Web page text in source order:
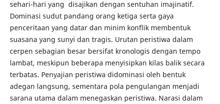
sehari-hari yang disajikan dengan sentuhan imajinatif.
Dominasi sudut pandang orang ketiga serta gaya
penceritaan yang datar dan minim konflik membentuk
suasana yang sunyi dan tragis. Urutan peristiwa dalam
cerpen sebagian besar bersifat kronologis dengan tempo
lambat, meskipun beberapa menyisipkan kilas balik secara
terbatas. Penyajian peristiwa didominasi oleh bentuk
adegan langsung, sementara pola pengulangan menjadi
sarana utama dalam menegaskan peristiwa. Narasi dalam